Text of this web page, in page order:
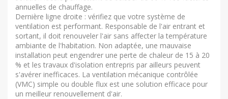
annuelles de chauffage.
Dernière ligne droite : vérifiez que votre système de
ventilation est performant. Responsable de l'air entrant et
sortant, il doit renouveler l'air sans affecter la température
ambiante de l'habitation. Non adaptée, une mauvaise
installation peut engendrer une perte de chaleur de 15 à 20
% et les travaux d'isolation entrepris par ailleurs peuvent
s'avérer inefficaces. La ventilation mécanique contrôlée
(VMC) simple ou double flux est une solution efficace pour
un meilleur renouvellement d'air.